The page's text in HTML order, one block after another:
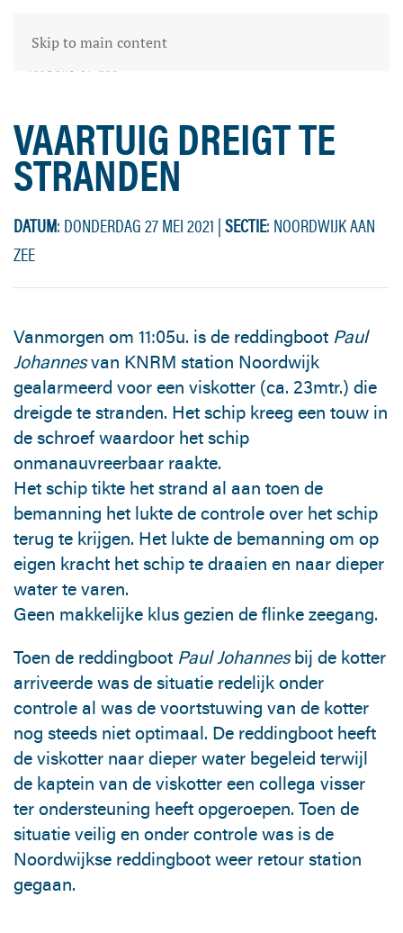
Skip to main content
VAARTUIG DREIGT TE
STRANDEN
DATUM: DONDERDAG 27 MEI 2021 |SECTIE: NOORDWIJK AAN
ZEE
Vanmorgen om 11:05u. is de reddingboot Paul
Johannesvan KNRM station Noordwijk
gealarmeerd voor een viskotter (ca. 23mtr.) die
dreigde te stranden. Het schip kreeg een touw in
de schroef waardoor het schip
onmanauvreerbaar raakte.
Het schip tikte het strand al aan toen de
bemanning het lukte de controle over het schip
terug te krijgen. Het lukte de bemanning om op
eigen kracht het schip te draaien en naar dieper
water te varen.
Geen makkelijke klus gezien de flinke zeegang.
Toen de reddingboot Paul Johannesbij de kotter
arriveerde was de situatie redelijk onder
controle al was de voortstuwing van de kotter
nog steeds niet optimaal. De reddingboot heeft
de viskotter naar dieper water begeleid terwijl
de kaptein van de viskotter een collega visser
ter ondersteuning heeft opgeroepen. Toen de
situatie veilig en onder controle was is de
Noordwijkse reddingboot weer retour station
gegaan.